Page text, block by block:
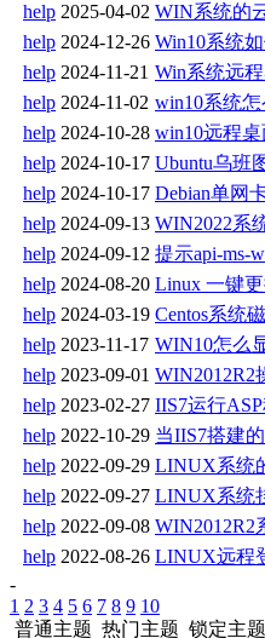
help 2025-04-02 WIN系统的
help 2024-12-26 Win10系统
help 2024-11-21 Win系统远
help 2024-11-02 win10系统
help 2024-10-28 win10远程
help 2024-10-17 Ubuntu乌班
help 2024-10-17 Debian单网
help 2024-09-13 WIN2022系
help 2024-09-12 提示api-ms-
help 2024-08-20 Linux 一键
help 2024-03-19 Centos系统
help 2023-11-17 WIN10怎么
help 2023-09-01 WIN2012R2
help 2023-02-27 IIS7运行
help 2022-10-29 当IIS7搭建
help 2022-09-29 LINUX系统
help 2022-09-27 LINUX系统
help 2022-09-08 WIN2012R2
help 2022-08-26 LINUX远程
-
1 2 3 4 5 6 7 8 9 10
普通主题 热门主题 锁定主题